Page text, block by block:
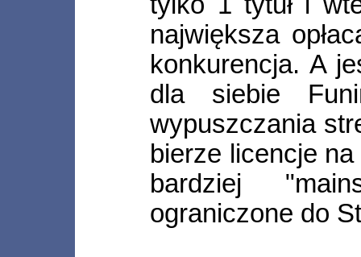
największa
konkurencja. A
dla siebie
wypuszczania
bierze licencje
bardziej
ograniczone do